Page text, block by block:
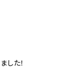
した！